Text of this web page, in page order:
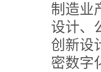
制造业
设计、
创新设
密数字